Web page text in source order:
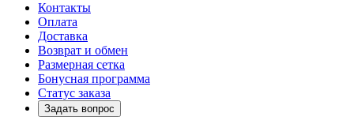
Контакты
Оплата
Доставка
Возврат и обмен
Размерная сетка
Бонусная программа
Статус заказа
Задать вопрос